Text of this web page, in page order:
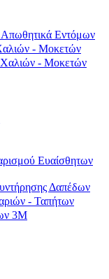
Απωθητικά Εντόμων
- Μοκετών
Χαλιών - Μοκετών
Ευαίσθητων
Δαπέδων
- Ταπήτων
3Μ